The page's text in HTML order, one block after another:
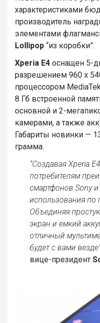
характеристиками
производитель
элементами
Lollipop “из коробки”.
Xperia E4 оснащен 5-
разрешением 960 х
процессором
8 Гб встроенной
основной и 2-
камерами, а также
Габариты новинки —
грамма.
“Создавая Xperia
потребителям
смартфонов Sony
использования по
Объединяя
экран и емкий
отличный
будет с вами
вице-президент